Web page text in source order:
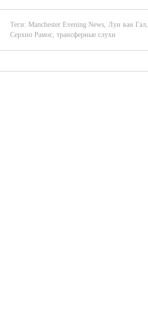
Теги: Manchester Evening News, Луи ван Гал,
Серхио Рамос, трансферные слухи